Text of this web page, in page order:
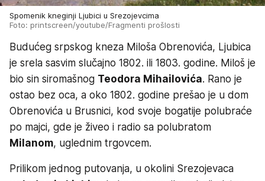
Spomenik kneginji Ljubici u Srezojevcima
Foto: printscreen/youtube/Fragmenti prošlosti
Budućeg srpskog kneza Miloša Obrenovića, Ljubica
je srela sasvim slučajno 1802. ili 1803. godine. Miloš je
bio sin siromašnog Teodora Mihailovića. Rano je
ostao bez oca, a oko 1802. godine prešao je u dom
Obrenovića u Brusnici, kod svoje bogatije polubraće
po majci, gde je živeo i radio sa polubratom
Milanom, uglednim trgovcem.
Prilikom jednog putovanja, u okolini Srezojevaca